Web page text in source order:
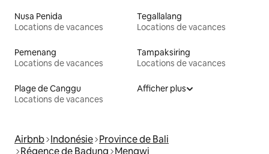
Nusa Penida
Locations de vacances
Tegallalang
Locations de vacances
Pemenang
Locations de vacances
Tampaksiring
Locations de vacances
Plage de Canggu
Locations de vacances
Afficher plus
Airbnb Indonésie Province de Bali
Régence de Badung Mengwi